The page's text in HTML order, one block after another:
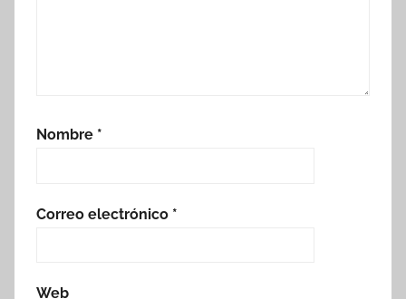
Nombre *
Correo electrónico *
Web